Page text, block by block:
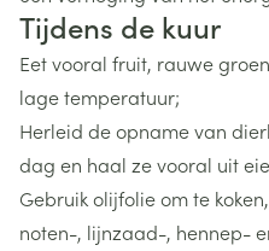
Tijdens de kuur
Eet vooral fruit, rauwe
lage temperatuur;
Herleid de opname van
dag en haal ze vooral uit
Gebruik olijfolie om te
noten-, lijnzaad-, hennep-